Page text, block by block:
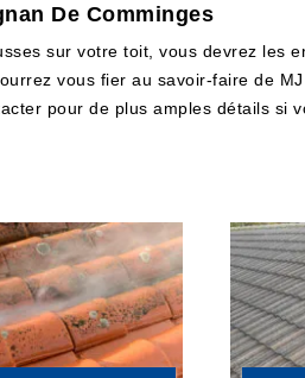
De Comminges
sur votre toit, vous devrez les
vous fier au savoir-faire de MJ
pour de plus amples détails si